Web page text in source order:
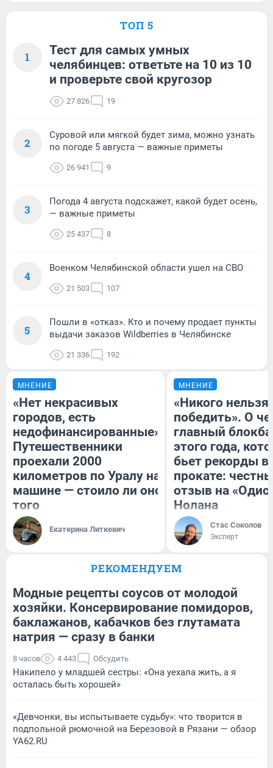
ТОП 5
1
Тест для самых умных
челябинцев: ответьте на 10 из 10
и проверьте свой кругозор
27 826 19
2
Суровой или мягкой будет зима, можно узнать
по погоде 5 августа — важные приметы
26 941 9
3
Погода 4 августа подскажет, какой будет осень,
— важные приметы
25 437 8
4
Военком Челябинской области ушел на СВО
21 503 107
5
Пошли в «отказ». Кто и почему продает пункты
выдачи заказов Wildberries в Челябинске
21 336 192
МНЕНИЕ
«Нет некрасивых
городов, есть
недофинансированные».
Путешественники
проехали 2000
километров по Уралу на
машине — стоило ли оно
того
Екатерина Литкевич
МНЕНИЕ
«Никого нельзя
победить». О
главный
этого года,
бьет рекорды в
прокате:
отзыв на
Нолана
Стас Соколов
Эксперт
РЕКОМЕНДУЕМ
Модные рецепты соусов от молодой
хозяйки. Консервирование помидоров,
баклажанов, кабачков без глутамата
натрия — сразу в банки
8 часов 4 443 Обсудить
Накипело у младшей сестры: «Она уехала жить, а я
осталась быть хорошей»
«Девчонки, вы испытываете судьбу»: что творится в
подпольной рюмочной на Березовой в Рязани — обзор
YA62.RU